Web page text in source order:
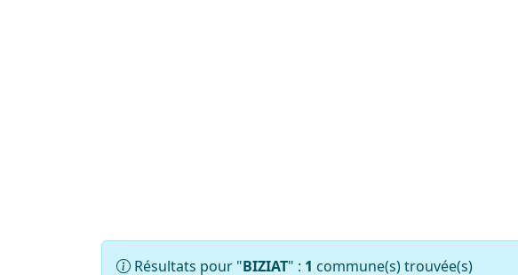
Résultats pour "BIZIAT" : 1 commune(s) trouvée(s)